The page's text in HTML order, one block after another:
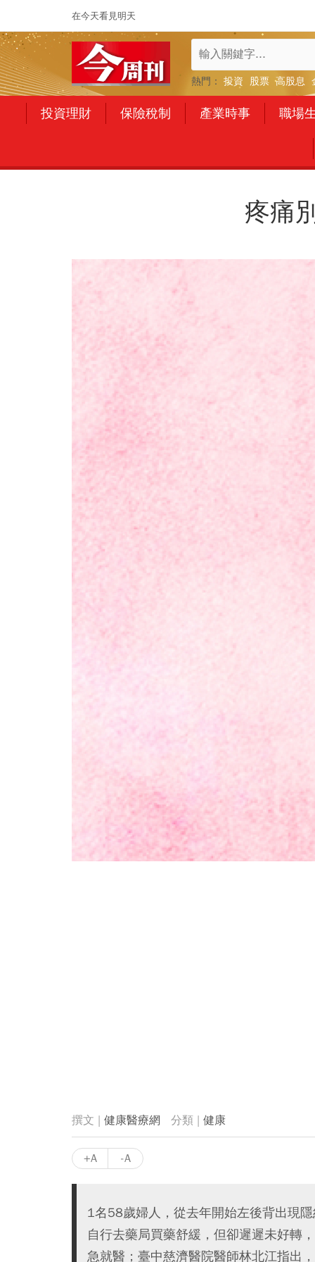
在今天看見明天
熱門： 投資 股票 高股息
投資理財 保險稅制 產業時事 職場
疼痛
健康醫療網 健康
+A -A
1名58歲婦人，從去年開始左後背出現
自行去藥局買藥舒緩，但卻遲遲未好轉
急就醫；臺中慈濟醫院醫師林北江指出